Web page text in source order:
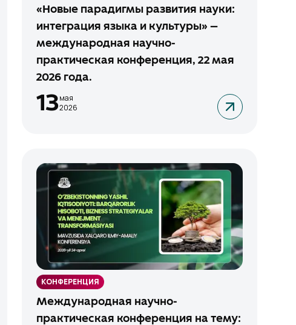
«Новые парадигмы развития науки:
интеграция языка и культуры» —
международная научно-
практическая конференция, 22 мая
2026 года.
13мая
2026
КОНФЕРЕНЦИЯ
Международная научно-
практическая конференция на тему: